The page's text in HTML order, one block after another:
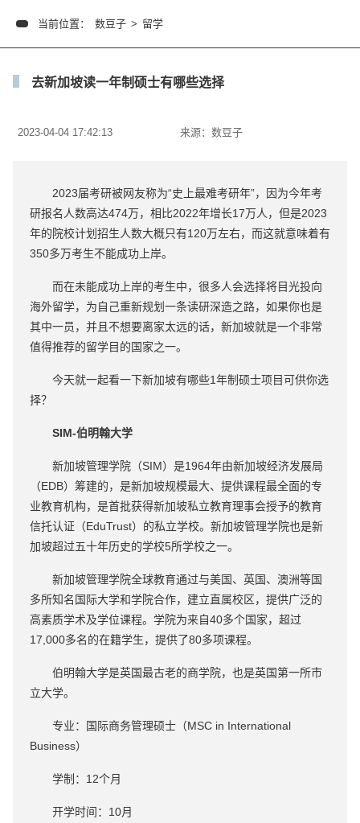
当前位置： 数豆子 > 留学
去新加坡读一年制硕士有哪些选择
2023-04-04 17:42:13 来源： 数豆子
2023届考研被网友称为“史上最难考研年”，因为今年考
研报名人数高达474万，相比2022年增长17万人，但是2023
年的院校计划招生人数大概只有120万左右，而这就意味着有
350多万考生不能成功上岸。
而在未能成功上岸的考生中，很多人会选择将目光投向
海外留学，为自己重新规划一条读研深造之路，如果你也是
其中一员，并且不想要离家太远的话，新加坡就是一个非常
值得推荐的留学目的国家之一。
今天就一起看一下新加坡有哪些1年制硕士项目可供你选
择？
SIM-伯明翰大学
新加坡管理学院（SIM）是1964年由新加坡经济发展局
（EDB）筹建的，是新加坡规模最大、提供课程最全面的专
业教育机构，是首批获得新加坡私立教育理事会授予的教育
信托认证（EduTrust）的私立学校。新加坡管理学院也是新
加坡超过五十年历史的学校5所学校之一。
新加坡管理学院全球教育通过与美国、英国、澳洲等国
多所知名国际大学和学院合作，建立直属校区，提供广泛的
高素质学术及学位课程。学院为来自40多个国家，超过
17,000多名的在籍学生，提供了80多项课程。
伯明翰大学是英国最古老的商学院，也是英国第一所市
立大学。
专业：国际商务管理硕士（MSC in International
Business）
学制：12个月
开学时间：10月